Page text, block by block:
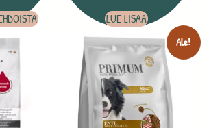
LUE LISÄÄ
Ale!